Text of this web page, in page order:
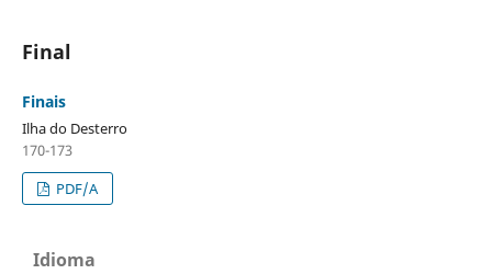
Final
Finais
Ilha do Desterro
170-173
PDF/A
Idioma